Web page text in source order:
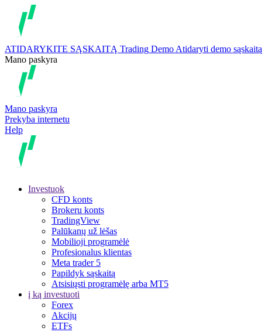
ATIDARYKITE SĄSKAITĄ Trading Demo Atidaryti demo sąskaitą
Mano paskyra
Mano paskyra
Prekyba internetu
Help
Investuok
CFD konts
Brokeru konts
TradingView
Palūkanų už lėšas
Mobilioji programėlė
Profesionalus klientas
Meta trader 5
Papildyk sąskaitą
Atsisiųsti programėlę arba MT5
į ką investuoti
Forex
Akcijų
ETFs